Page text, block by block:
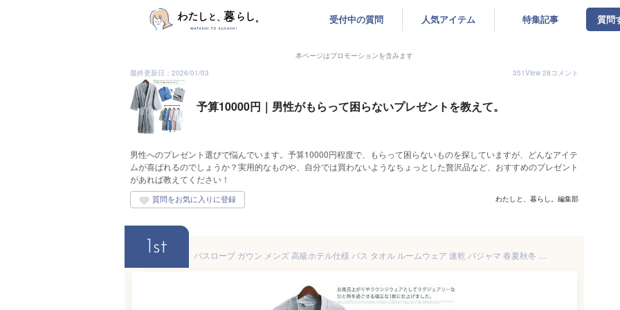
受付中の質問 人気アイテム 特集記事 質問
本ページはプロモーションを含みます
最終更新日：2026/01/03
351View 28コメント
予算10000円｜男性がもらって困らないプレゼントを教えて。
男性へのプレゼント選びで悩んでいます。予算10000円程度で、もらって困らないものを探していますが、どんなアイテ
ムが喜ばれるのでしょうか？実用的なものや、自分では買わないようなちょっとした贅沢品など、おすすめのプレゼント
があれば教えてください！
わたしと、暮らし。編集部
1st